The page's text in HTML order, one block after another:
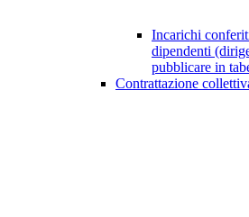
Incarichi
dipendenti
pubblicare in
Contrattazione